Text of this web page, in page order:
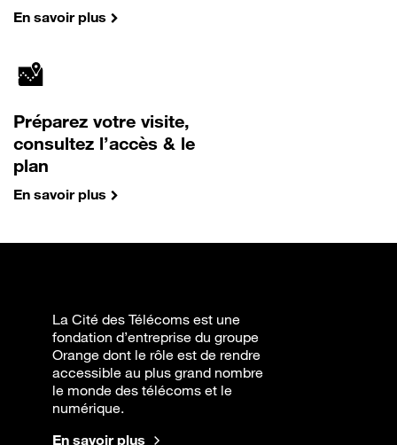
En savoir plus
Préparez votre visite,
consultez l’accès & le
plan
En savoir plus
La Cité des Télécoms est une
fondation d’entreprise du groupe
Orange dont le rôle est de rendre
accessible au plus grand nombre
le monde des télécoms et le
numérique.
En savoir plus